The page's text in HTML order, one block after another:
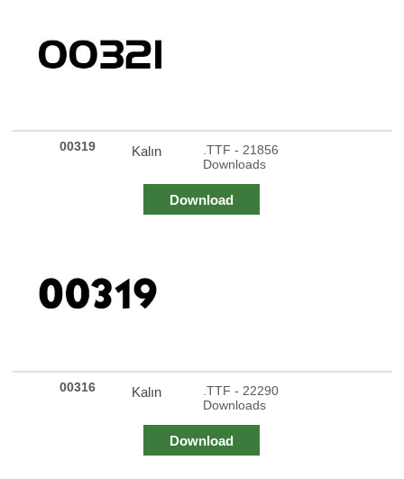
00319 Kalın
.TTF - 21856
Downloads
Download
00316 Kalın
.TTF - 22290
Downloads
Download